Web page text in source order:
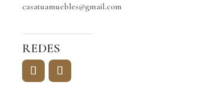
casatuamuebles@gmail.com
REDES